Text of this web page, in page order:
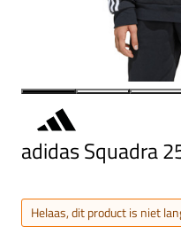
adidas Squadra
Helaas, dit product is niet